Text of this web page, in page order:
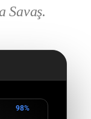
Savaş.
98%